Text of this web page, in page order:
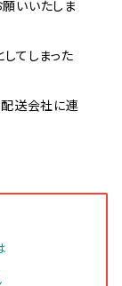
いいたしま
てしまった
配送会社に連